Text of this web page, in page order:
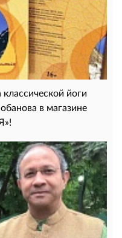
классической йоги
в магазине